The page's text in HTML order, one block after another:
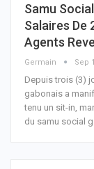
Samu
Salaires De
Agents
Germain Sep
Depuis trois (3)
gabonais a
tenu un sit-in,
du samu social